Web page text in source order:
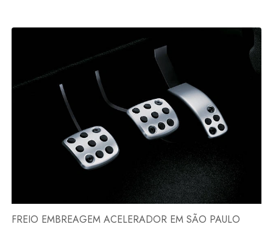
FREIO EMBREAGEM ACELERADOR EM SÃO PAULO